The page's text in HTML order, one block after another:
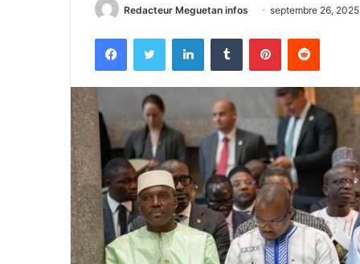
Redacteur Meguetan infos septembre 26, 2025